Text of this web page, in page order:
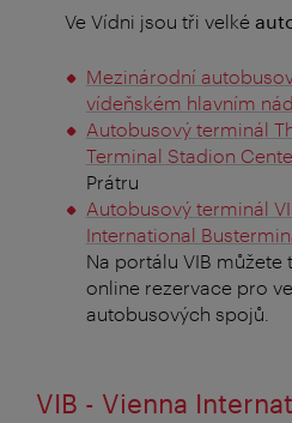
Ve Vídni jsou tři velké
Mezinárodní
vídeňském hlavním
Autobusový terminál
Terminal Stadion
Prátru
Autobusový terminál
International
Na portálu VIB můžete
online rezervace pro
autobusových spojů.
VIB - Vienna